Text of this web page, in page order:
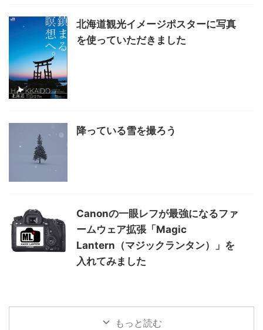
北海道観光イメージポスターに写真
を使っていただきました
降っている雪を撮ろう
Canonの一眼レフが最強になるファ
ームウェア拡張「Magic
Lantern（マジックランタン）」を
入れてみました
もっと読む